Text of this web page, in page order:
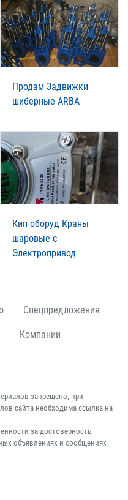
Продам Задвижки
шиберные ARBA
Кип оборуд Краны
шаровые с
Электропривод
Спецпредложения
Компании
запрещено, при
сайта необходима ссылка на
за достоверность
объявлениях и сообщениях